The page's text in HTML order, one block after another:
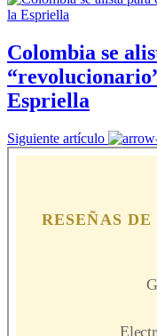
Colombia se
Espriella
Siguiente artículo